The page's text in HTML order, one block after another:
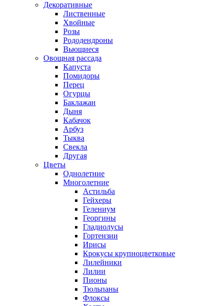
Декоративные
Лиственные
Хвойные
Розы
Рододендроны
Вьющиеся
Овощная рассада
Капуста
Помидоры
Перец
Огурцы
Баклажан
Дыня
Кабачок
Арбуз
Тыква
Свекла
Другая
Цветы
Однолетние
Многолетние
Астильба
Гейхеры
Гелениум
Георгины
Гладиолусы
Гортензии
Ирисы
Крокусы крупноцветковые
Лилейники
Лилии
Пионы
Тюльпаны
Флоксы